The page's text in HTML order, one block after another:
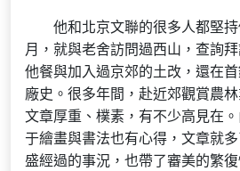
他和北京文聯的很多人都堅
月，就與老舍訪問過西山，查詢
他餐與加入過京郊的土改，還在
廠史。很多年間，赴近郊觀賞農
文章厚重、樸素，有不少高見在
于繪畫與書法也有心得，文章就
盛經過的事況，也帶了審美的繁